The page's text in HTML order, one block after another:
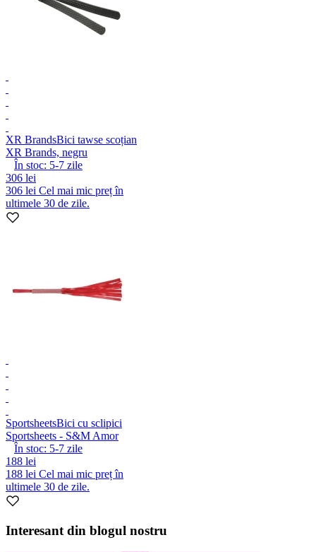
XR BrandsBici tawse scoțian
XR Brands, negru
În stoc: 5-7 zile
306 lei
306 lei Cel mai mic preț în
ultimele 30 de zile.
SportsheetsBici cu sclipici
Sportsheets - S&M Amor
În stoc: 5-7 zile
188 lei
188 lei Cel mai mic preț în
ultimele 30 de zile.
Interesant din blogul nostru